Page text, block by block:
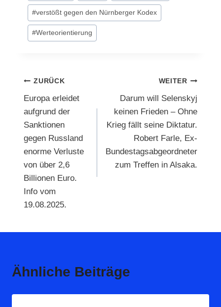
#verstößt gegen den Nürnberger Kodex
#Werteorientierung
Beitragsnavigation
ZURÜCK
Europa erleidet
aufgrund der
Sanktionen
gegen Russland
enorme Verluste
von über 2,6
Billionen Euro.
Info vom
19.08.2025.
WEITER
Darum will Selenskyj
keinen Frieden – Ohne
Krieg fällt seine Diktatur.
Robert Farle, Ex-
Bundestagsabgeordneter
zum Treffen in Alsaka.
Ähnliche Beiträge